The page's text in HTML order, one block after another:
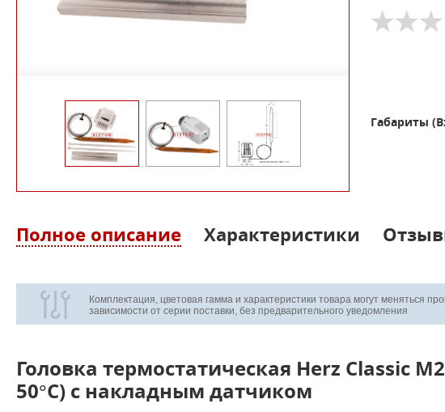
Габариты
Полное описание Характеристики
Комплектация, цветовая гамма и характеристики товара могут меняться
зависимости от серии поставки, без предварительного уведомления
Головка термостатическая Herz Classic
50°С) с накладным датчиком